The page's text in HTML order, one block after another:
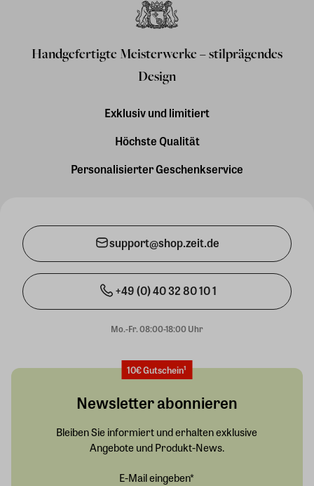
Handgefertigte Meisterwerke – stilprägendes
Design
Exklusiv und limitiert
Höchste Qualität
Personalisierter Geschenkservice
support@shop.zeit.de
+49 (0) 40 32 80 10 1
Mo.-Fr. 08:00-18:00 Uhr
10€ Gutschein¹
Newsletter abonnieren
Bleiben Sie informiert und erhalten exklusive
Angebote und Produkt-News.